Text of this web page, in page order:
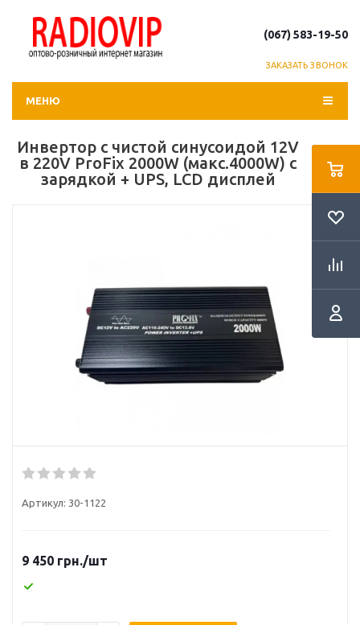
(067) 583-19-50
ЗАКАЗАТЬ ЗВОНОК
МЕНЮ
Инвертор с чистой синусоидой 12V
в 220V ProFix 2000W (макс.4000W) с
зарядкой + UPS, LCD дисплей
Артикул: 30-1122
9 450 грн./шт